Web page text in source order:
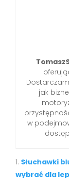
jak
w
Słuchawki
wybrać dla